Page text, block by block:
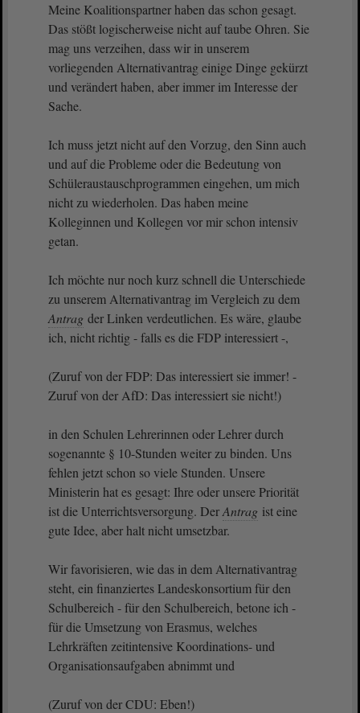
Meine Koalitionspartner haben das schon gesagt.
Das stößt logischerweise nicht auf taube Ohren. Sie
mag uns verzeihen, dass wir in unserem
vorliegenden Alternativantrag einige Dinge gekürzt
und verändert haben, aber immer im Interesse der
Sache.
Ich muss jetzt nicht auf den Vorzug, den Sinn auch
und auf die Probleme oder die Bedeutung von
Schüleraustauschprogrammen eingehen, um mich
nicht zu wiederholen. Das haben meine
Kolleginnen und Kollegen vor mir schon intensiv
getan.
Ich möchte nur noch kurz schnell die Unterschiede
zu unserem Alternativantrag im Vergleich zu dem
Antrag der Linken verdeutlichen. Es wäre, glaube
ich, nicht richtig - falls es die FDP interessiert -,
(Zuruf von der FDP: Das interessiert sie immer! -
Zuruf von der AfD: Das interessiert sie nicht!)
in den Schulen Lehrerinnen oder Lehrer durch
sogenannte § 10-Stunden weiter zu binden. Uns
fehlen jetzt schon so viele Stunden. Unsere
Ministerin hat es gesagt: Ihre oder unsere Priorität
ist die Unterrichtsversorgung. DerAntrag ist eine
gute Idee, aber halt nicht umsetzbar.
Wir favorisieren, wie das in dem Alternativantrag
steht, ein finanziertes Landeskonsortium für den
Schulbereich - für den Schulbereich, betone ich -
für die Umsetzung von Erasmus, welches
Lehrkräften zeitintensive Koordinations- und
Organisationsaufgaben abnimmt und
(Zuruf von der CDU: Eben!)